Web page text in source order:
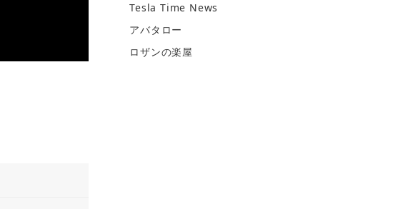
Tesla Time News
アバタロー
ロザンの楽屋